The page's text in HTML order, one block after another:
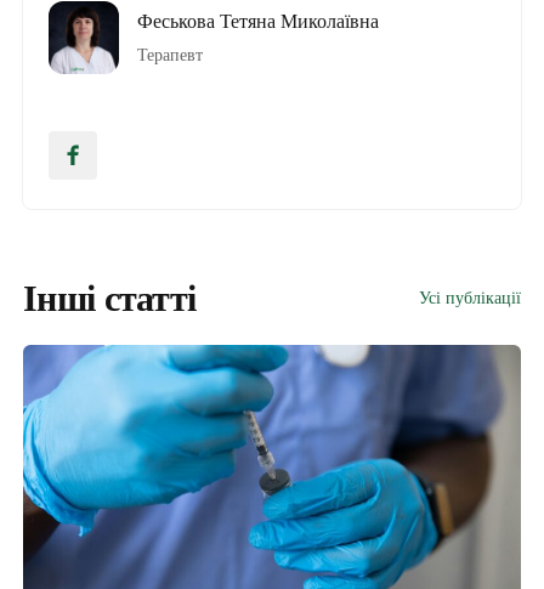
Феськова Тетяна Миколаївна
Терапевт
Інші статті Усі публікації